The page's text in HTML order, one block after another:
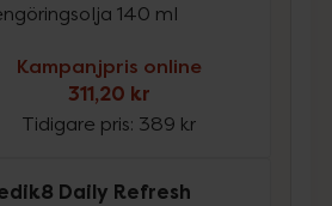
140 ml
Kampanjpris online
311,20 kr
Tidigare pris: 389 kr
Daily Refresh